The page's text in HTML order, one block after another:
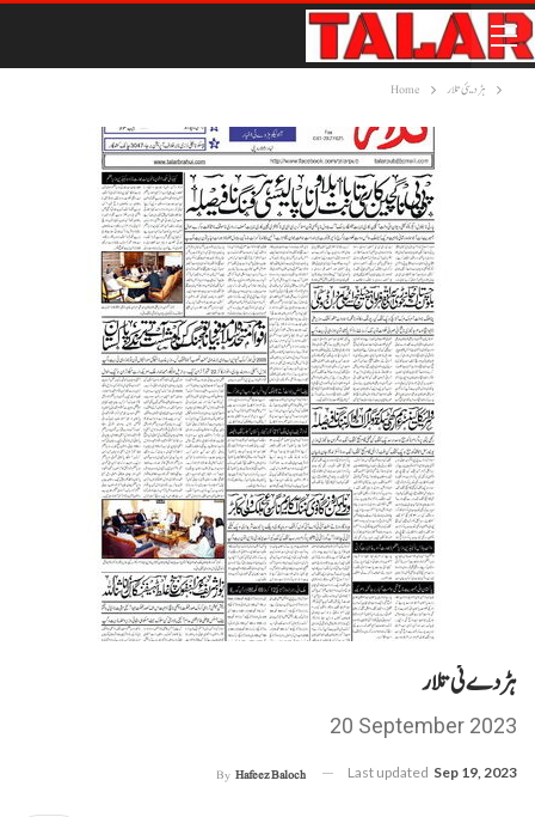
Home ہڑدیئی تلار
ہڑدے ئی تلار
20 September 2023
By Hafeez Baloch Last updated Sep 19, 2023